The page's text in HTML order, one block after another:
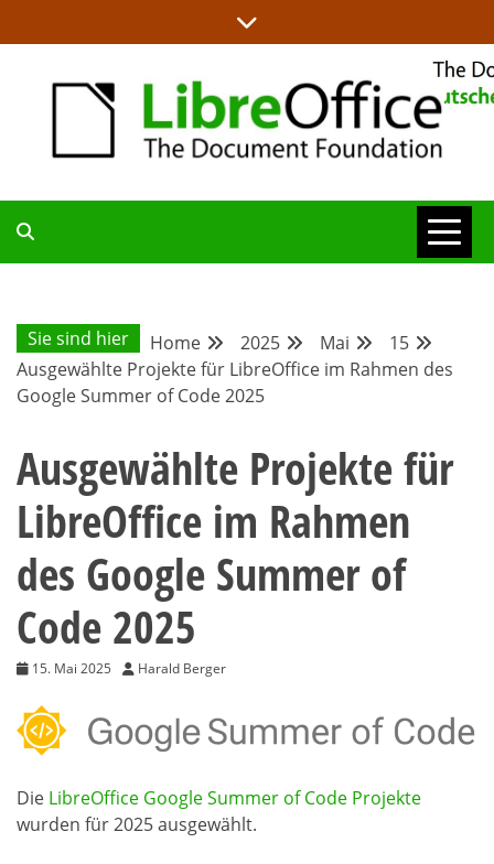
to
DEUTSCHER
COMMUNITY-
BLOG
Sie sind hier Home 2025 Mai
15
Ausgewählte Projekte für LibreOffice im Rahmen des
Google Summer of Code 2025
Ausgewählte Projekte für
LibreOffice im Rahmen
des Google Summer of
Code 2025
15. Mai 2025 Harald Berger
Die LibreOffice Google Summer of Code Projekte
wurden für 2025 ausgewählt.